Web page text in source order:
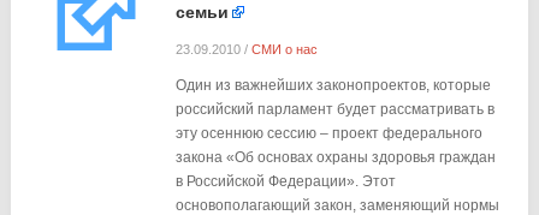
семьи
23.09.2010/ СМИ о нас
Один из важнейших законопроектов, которые
российский парламент будет рассматривать в
эту осеннюю сессию – проект федерального
закона «Об основах охраны здоровья граждан
в Российской Федерации». Этот
основополагающий закон, заменяющий нормы